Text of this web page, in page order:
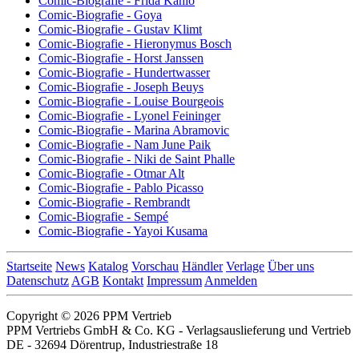
Comic-Biografie - Goya
Comic-Biografie - Gustav Klimt
Comic-Biografie - Hieronymus Bosch
Comic-Biografie - Horst Janssen
Comic-Biografie - Hundertwasser
Comic-Biografie - Joseph Beuys
Comic-Biografie - Louise Bourgeois
Comic-Biografie - Lyonel Feininger
Comic-Biografie - Marina Abramovic
Comic-Biografie - Nam June Paik
Comic-Biografie - Niki de Saint Phalle
Comic-Biografie - Otmar Alt
Comic-Biografie - Pablo Picasso
Comic-Biografie - Rembrandt
Comic-Biografie - Sempé
Comic-Biografie - Yayoi Kusama
Startseite News Katalog Vorschau Händler Verlage Über uns
Datenschutz AGB Kontakt Impressum Anmelden
Copyright © 2026 PPM Vertrieb
PPM Vertriebs GmbH & Co. KG - Verlagsauslieferung und Vertrieb
DE - 32694 Dörentrup, Industriestraße 18